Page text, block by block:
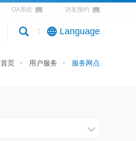
OA系统 访客预约
Language
首页 用户服务 服务网点